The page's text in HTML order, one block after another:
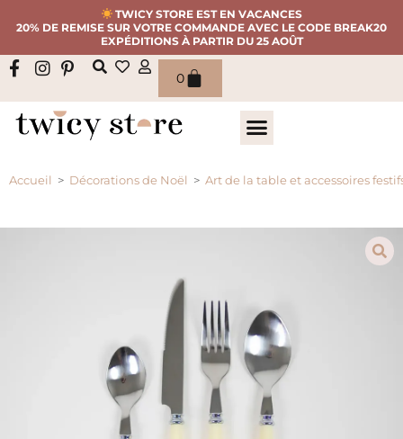
TWICY STORE EST EN VACANCES
20% DE REMISE SUR VOTRE COMMANDE AVEC LE CODE BREAK20
EXPÉDITIONS À PARTIR DU 25 AOÛT
0
Accueil > Décorations de Noël > Art de la table et accessoires